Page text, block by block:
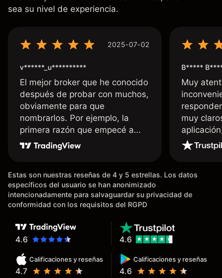
sea su nivel de experiencia.
2025-07-02
v******_u**********
El mejor broker que he conocido
después de probar con muchos,
obviamente para que
nombrarlos. Por ejemplo, la
primera razón que empecé a
usar Capital fue la llegada de mi
existentes en el mercado que
tardan días o tienen mucha
burocracia; y la segunda razón,
hecho de operar en un mercado
determinado, debido a los
Mientras más activo seas, más
dinero te reembolsa. Muchas
B*****
Muy
muy
Estas son nuestras reseñas de 4 y 5 estrellas. Los datos
específicos del usuario se han anonimizado
intencionadamente para salvaguardar su privacidad de
conformidad con los requisitos del RGPD
4.6
Calificaciones y reseñas
4.7
Calificaciones y reseñas
4.6
4.6